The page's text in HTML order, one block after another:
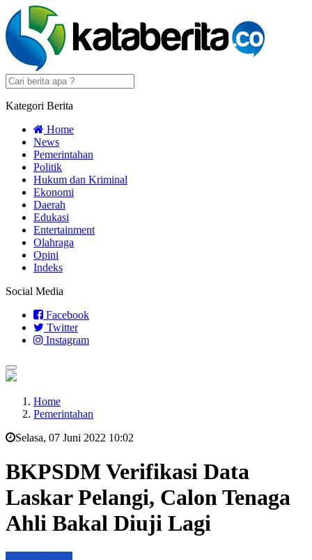
Kategori Berita
Home
News
Pemerintahan
Politik
Hukum dan Kriminal
Ekonomi
Daerah
Edukasi
Entertainment
Olahraga
Opini
Indeks
Social Media
Facebook
Twitter
Instagram
Home
Pemerintahan
Selasa, 07 Juni 2022 10:02
BKPSDM Verifikasi Data
Laskar Pelangi, Calon Tenaga
Ahli Bakal Diuji Lagi